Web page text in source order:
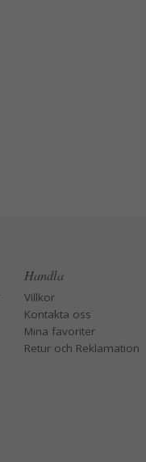
Handla
Villkor
Kontakta oss
Mina favoriter
Retur och Reklamation